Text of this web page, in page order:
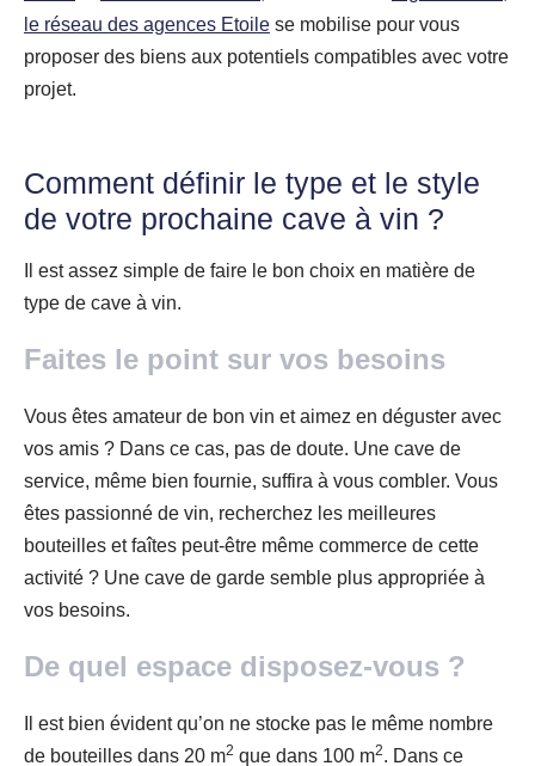
le réseau des agences Etoile se mobilise pour vous
proposer des biens aux potentiels compatibles avec votre
projet.
Comment définir le type et le style
de votre prochaine cave à vin ?
Il est assez simple de faire le bon choix en matière de
type de cave à vin.
Faites le point sur vos besoins
Vous êtes amateur de bon vin et aimez en déguster avec
vos amis ? Dans ce cas, pas de doute. Une cave de
service, même bien fournie, suffira à vous combler. Vous
êtes passionné de vin, recherchez les meilleures
bouteilles et faîtes peut-être même commerce de cette
activité ? Une cave de garde semble plus appropriée à
vos besoins.
De quel espace disposez-vous ?
Il est bien évident qu’on ne stocke pas le même nombre
de bouteilles dans 20 m2 que dans 100 m2. Dans ce